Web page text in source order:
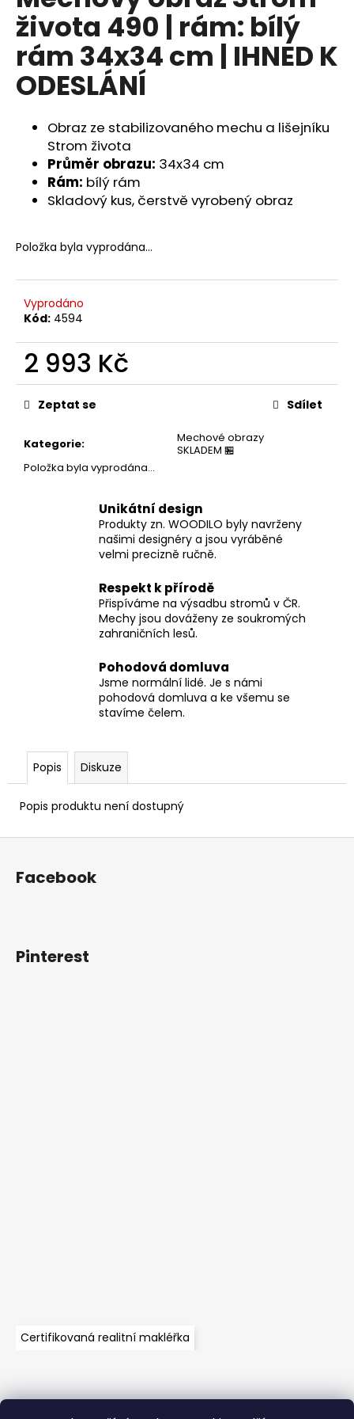
0,0
z
5
hvězdiček.
života 490 | rám: bílý
rám 34x34 cm | IHNED K
ODESLÁNÍ
Obraz ze stabilizovaného mechu a lišejníku
Strom života
Průměr obrazu: 34x34 cm
Rám: bílý rám
Skladový kus, čerstvě vyrobený obraz
Položka byla vyprodána…
Vyprodáno
Kód: 4594
2 993 Kč
Měrná
cena:
Kategorie:
Mechové obrazy
SKLADEM 🏪
Položka byla vyprodána…
Zeptat se Sdílet
Unikátní design
Produkty zn. WOODILO byly navrženy
našimi designéry a jsou vyráběné
velmi precizně ručně.
Respekt k přírodě
Přispíváme na výsadbu stromů v ČR.
Mechy jsou dováženy ze soukromých
zahraničních lesů.
Pohodová domluva
Jsme normální lidé. Je s námi
pohodová domluva a ke všemu se
stavíme čelem.
Popis Diskuze
Popis produktu není dostupný
a
j
í
t
?
D
p
o
u
u
j
e
e
Facebook
Pinterest
Certifikovaná realitní makléřka